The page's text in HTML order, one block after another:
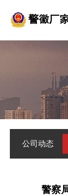
公司动态
警察